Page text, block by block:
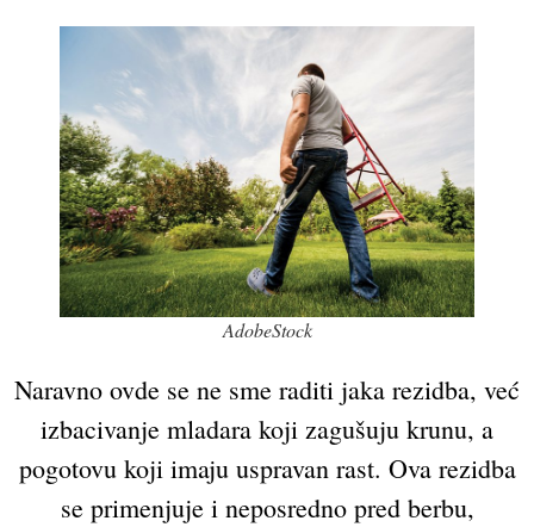
AdobeStock
Naravno ovde se ne sme raditi jaka rezidba, već
izbacivanje mladara koji zagušuju krunu, a
pogotovu koji imaju uspravan rast. Ova rezidba
se primenjuje i neposredno pred berbu,